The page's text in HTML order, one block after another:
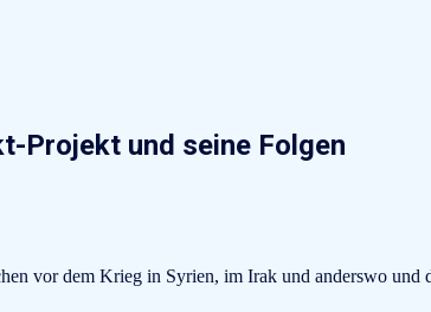
Projekt und seine Folgen
vor dem Krieg in Syrien, im Irak und anderswo